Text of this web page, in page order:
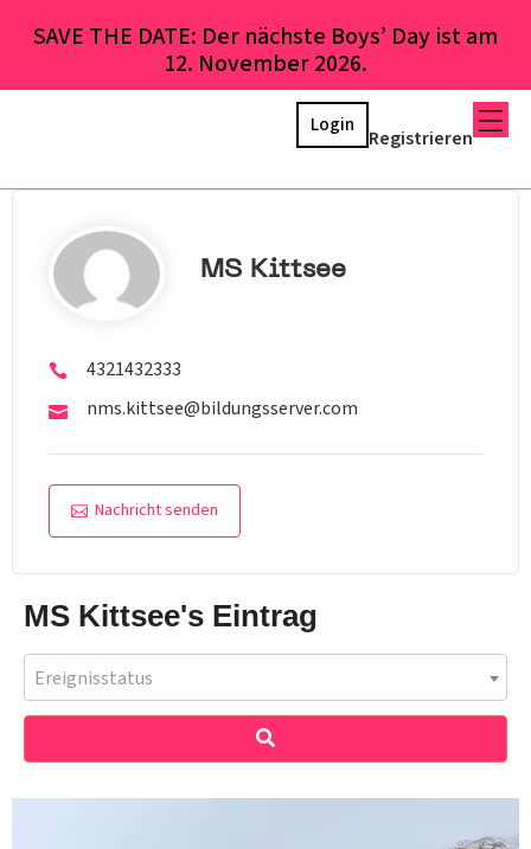
SAVE THE DATE: Der nächste Boys’ Day ist am
12. November 2026.
Registrieren
Login
MS Kittsee
4321432333
nms.kittsee@bildungsserver.com
Nachricht senden
MS Kittsee's Eintrag
Ereignisstatus